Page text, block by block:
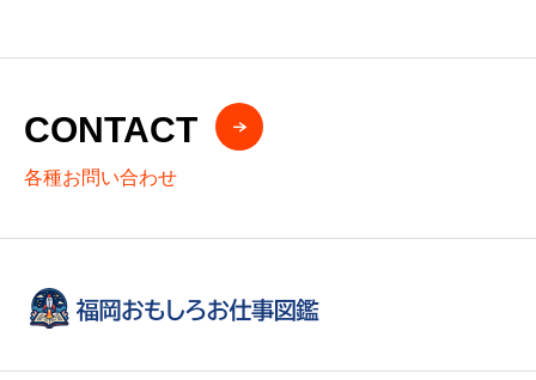
CONTACT
各種お問い合わせ